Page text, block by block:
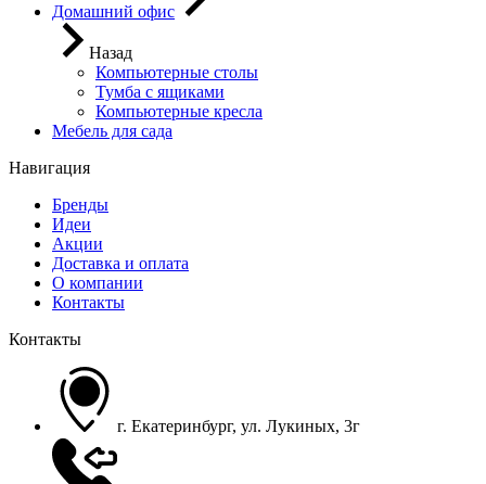
Домашний офис
Назад
Компьютерные столы
Тумба с ящиками
Компьютерные кресла
Мебель для сада
Навигация
Бренды
Идеи
Акции
Доставка и оплата
О компании
Контакты
Контакты
г. Екатеринбург, ул. Лукиных, 3г